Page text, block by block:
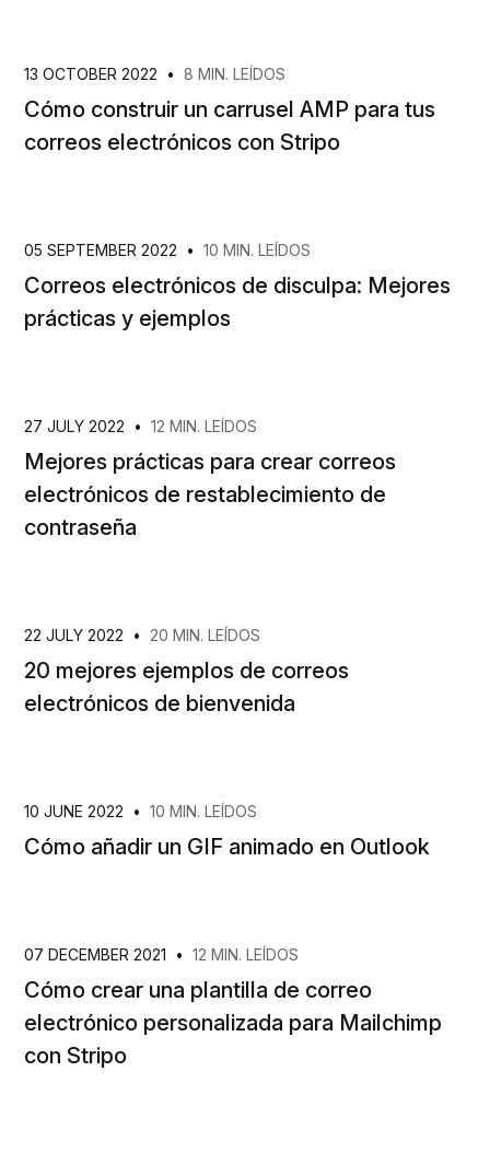
13 OCTOBER 2022 • 8 MIN. LEÍDOS
Cómo construir un carrusel AMP para tus
correos electrónicos con Stripo
05 SEPTEMBER 2022 • 10 MIN. LEÍDOS
Correos electrónicos de disculpa: Mejores
prácticas y ejemplos
27 JULY 2022 • 12 MIN. LEÍDOS
Mejores prácticas para crear correos
electrónicos de restablecimiento de
contraseña
22 JULY 2022 • 20 MIN. LEÍDOS
20 mejores ejemplos de correos
electrónicos de bienvenida
10 JUNE 2022 • 10 MIN. LEÍDOS
Cómo añadir un GIF animado en Outlook
07 DECEMBER 2021 • 12 MIN. LEÍDOS
Cómo crear una plantilla de correo
electrónico personalizada para Mailchimp
con Stripo